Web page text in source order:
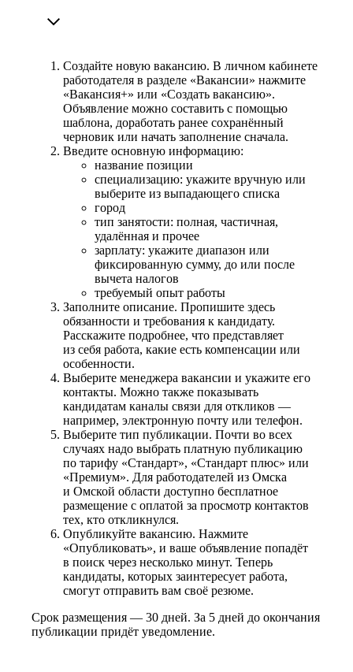
Создайте новую вакансию. В личном кабинете
работодателя в разделе «Вакансии» нажмите
«Вакансия+» или «Создать вакансию».
Объявление можно составить с помощью
шаблона, доработать ранее сохранённый
черновик или начать заполнение сначала.
Введите основную информацию:
название позиции
специализацию: укажите вручную или
выберите из выпадающего списка
город
тип занятости: полная, частичная,
удалённая и прочее
зарплату: укажите диапазон или
фиксированную сумму, до или после
вычета налогов
требуемый опыт работы
Заполните описание. Пропишите здесь
обязанности и требования к кандидату.
Расскажите подробнее, что представляет
из себя работа, какие есть компенсации или
особенности.
Выберите менеджера вакансии и укажите его
контакты. Можно также показывать
кандидатам каналы связи для откликов —
например, электронную почту или телефон.
Выберите тип публикации. Почти во всех
случаях надо выбрать платную публикацию
по тарифу «Стандарт», «Стандарт плюс» или
«Премиум». Для работодателей из Омска
и Омской области доступно бесплатное
размещение с оплатой за просмотр контактов
тех, кто откликнулся.
Опубликуйте вакансию. Нажмите
«Опубликовать», и ваше объявление попадёт
в поиск через несколько минут. Теперь
кандидаты, которых заинтересует работа,
смогут отправить вам своё резюме.
Срок размещения — 30 дней. За 5 дней до окончания
публикации придёт уведомление.